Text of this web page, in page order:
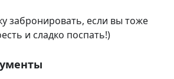
забронировать, если вы тоже
и сладко поспать!)